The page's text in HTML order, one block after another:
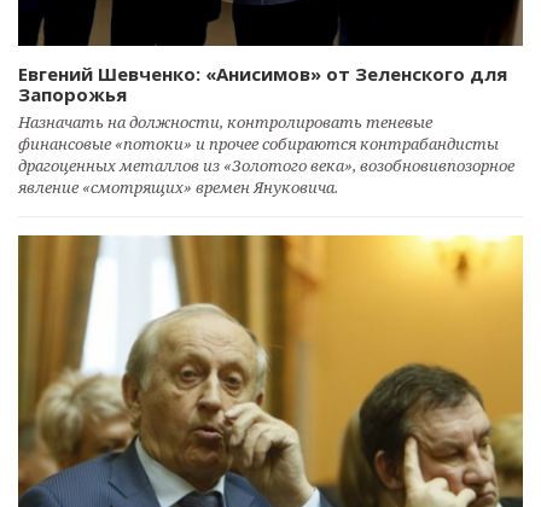
Евгений Шевченко: «Анисимов» от Зеленского для
Запорожья
Назначать на должности, контролировать теневые
финансовые «потоки» и прочее собираются контрабандисты
драгоценных металлов из «Золотого века», возобновивпозорное
явление «смотрящих» времен Януковича.